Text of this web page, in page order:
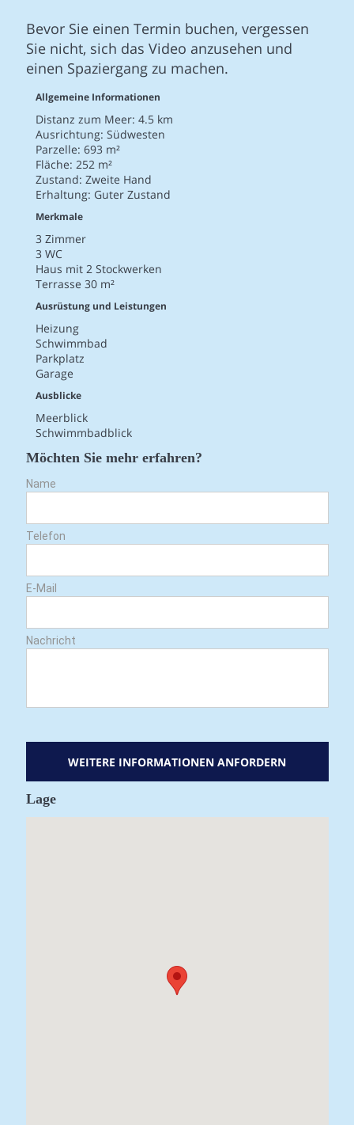
Bevor Sie einen Termin buchen, vergessen
Sie nicht, sich das Video anzusehen und
einen Spaziergang zu machen.
Allgemeine Informationen
Distanz zum Meer: 4.5 km
Ausrichtung: Südwesten
Parzelle: 693 m²
Fläche: 252 m²
Zustand: Zweite Hand
Erhaltung: Guter Zustand
Merkmale
3 Zimmer
3 WC
Haus mit 2 Stockwerken
Terrasse 30 m²
Ausrüstung und Leistungen
Heizung
Schwimmbad
Parkplatz
Garage
Ausblicke
Meerblick
Schwimmbadblick
Möchten Sie mehr erfahren?
Name
Telefon
E-Mail
Nachricht
Lage